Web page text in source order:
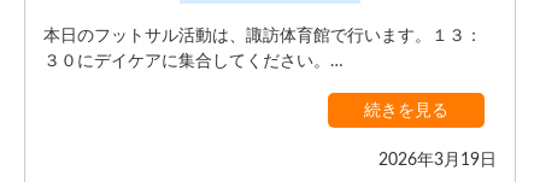
本日のフットサル活動は、諏訪体育館で行います。１３：
３０にデイケアに集合してください。…
続きを見る
2026年3月19日